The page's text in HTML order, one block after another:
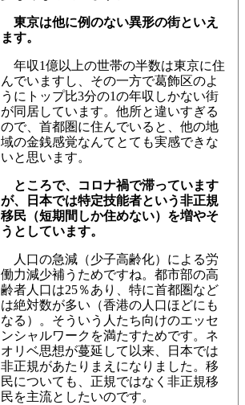
東京は他に例のない異形の街といえ
ます。
年収1億以上の世帯の半数は東京に住
んでいますし、その一方で葛飾区のよ
うにトップ比3分の1の年収しかない街
が同居しています。他所と違いすぎる
ので、首都圏に住んでいると、他の地
域の金銭感覚なんてとても実感できな
いと思います。
ところで、コロナ禍で滞っています
が、日本では特定技能者という非正規
移民（短期間しか住めない）を増やそ
うとしています。
人口の急減（少子高齢化）による労
働力減少補うためですね。都市部の高
齢者人口は25％あり、特に首都圏など
は絶対数が多い（香港の人口ほどにも
なる）。そういう人たち向けのエッセ
ンシャルワークを満たすためです。ネ
オリベ思想が蔓延して以来、日本では
非正規があたりまえになりました。移
民についても、正規ではなく非正規移
民を主流としたいのです。